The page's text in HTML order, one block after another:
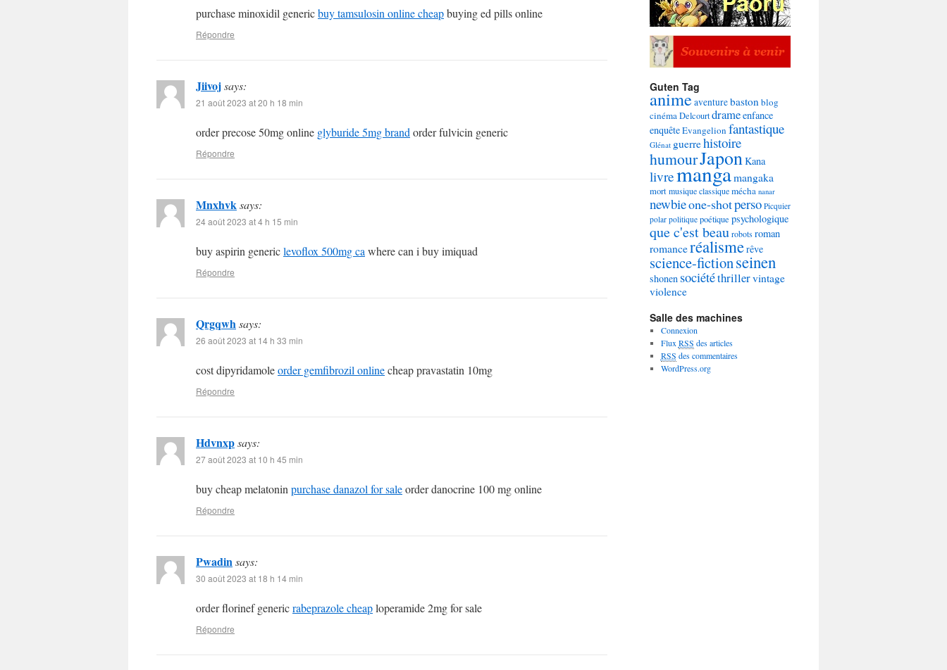
purchase minoxidil genericbuy tamsulosin online cheapbuying ed pills online
Répondre
Jiivojsays:
21 août 2023 at 20 h 18 min
order precose 50mg online glyburide 5mg brandorder fulvicin generic
Répondre
Mnxhvksays:
24 août 2023 at 4 h 15 min
buy aspirin genericlevoflox 500mg cawhere can i buy imiquad
Répondre
Qrgqwhsays:
26 août 2023 at 14 h 33 min
cost dipyridamoleorder gemfibrozil onlinecheap pravastatin 10mg
Répondre
Hdvnxpsays:
27 août 2023 at 10 h 45 min
buy cheap melatoninpurchase danazol for saleorder danocrine 100 mg online
Répondre
Pwadinsays:
30 août 2023 at 18 h 14 min
order florinef genericrabeprazole cheaploperamide 2mg for sale
Répondre
Guten Tag
animeaventurebaston blog
cinémaDelcourtdrameenfance
enquêteEvangelion fantastique
Glénat guerrehistoire
humourJapon Kana
livremangamangaka
mortmusique classiquemécha nanar
newbieone-shotperso Picquier
polar politique poétique psychologique
que c'est beaurobotsroman
romanceréalismerêve
science-fictionseinen
shonen sociététhrillervintage
violence
Salle des machines
Connexion
Flux RSS des articles
RSS des commentaires
WordPress.org